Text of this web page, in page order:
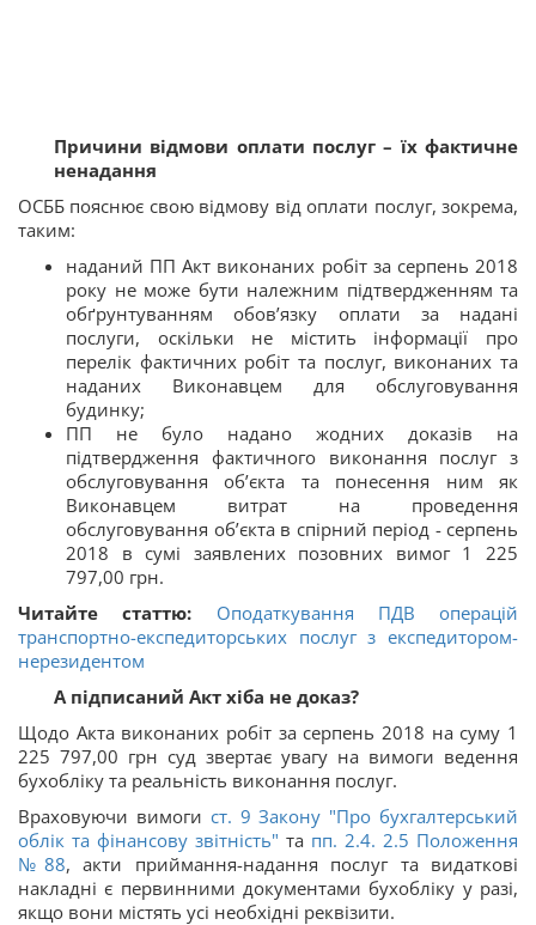
Причини відмови оплати послуг – їх фактичне
ненадання
ОСББ пояснює свою відмову від оплати послуг, зокрема,
таким:
наданий ПП Акт виконаних робіт за серпень 2018
року не може бути належним підтвердженням та
обґрунтуванням обов’язку оплати за надані
послуги, оскільки не містить інформації про
перелік фактичних робіт та послуг, виконаних та
наданих Виконавцем для обслуговування
будинку;
ПП не було надано жодних доказів на
підтвердження фактичного виконання послуг з
обслуговування об’єкта та понесення ним як
Виконавцем витрат на проведення
обслуговування об’єкта в спірний період - серпень
2018 в сумі заявлених позовних вимог 1 225
797,00 грн.
Читайте статтю: Оподаткування ПДВ операцій
транспортно-експедиторських послуг з експедитором-
нерезидентом
А підписаний Акт хіба не доказ?
Щодо Акта виконаних робіт за серпень 2018 на суму 1
225 797,00 грн суд звертає увагу на вимоги ведення
бухобліку та реальність виконання послуг.
Враховуючи вимоги ст. 9 Закону "Про бухгалтерський
облік та фінансову звітність" та пп. 2.4. 2.5 Положення
№88, акти приймання-надання послуг та видаткові
накладні є первинними документами бухобліку у разі,
якщо вони містять усі необхідні реквізити.